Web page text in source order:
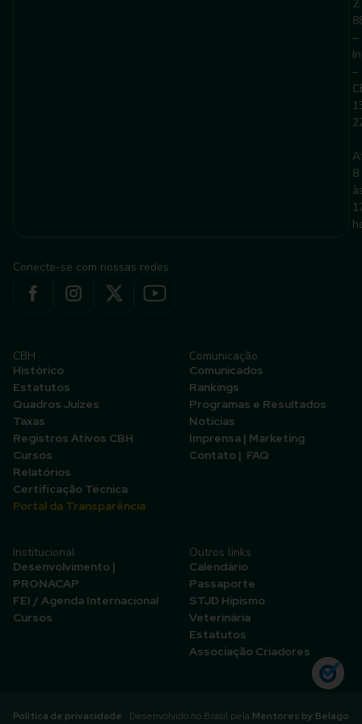
2,
–
–
8
Conecte-se com nossas redes
CBH
Histórico
Estatutos
Quadros Juízes
Taxas
Registros Ativos CBH
Cursos
Relatórios
Certificação Técnica
Portal da Transparência
Comunicação
Comunicados
Rankings
Programas e Resultados
Notícias
Imprensa | Marketing
Contato | FAQ
Institucional
Desenvolvimento |
PRONACAP
FEI / Agenda Internacional
Cursos
Outros links
Calendário
Passaporte
STJD Hipismo
Veterinária
Estatutos
Associação Criadores
Política de privacidade Desenvolvido no Brasil pela Mentores by Belago